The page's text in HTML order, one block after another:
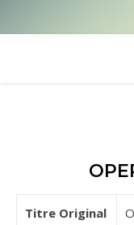
Titre Original